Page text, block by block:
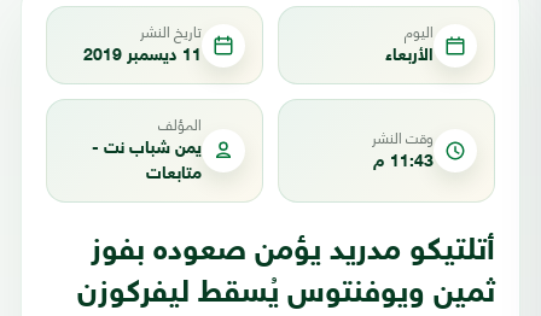
اليوم
الأربعاء
تاريخ النشر
11 ديسمبر 2019
وقت النشر
11:43 م
المؤلف
يمن شباب نت -
متابعات
أتلتيكو مدريد يؤمن صعوده بفوز
ثمين ويوفنتوس يُسقط ليفركوزن